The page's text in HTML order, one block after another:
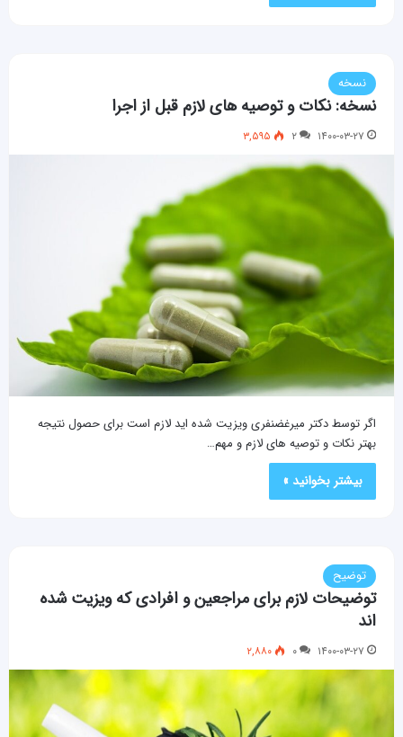
نسخه
نسخه: نکات و توصیه های لازم قبل از اجرا
۱۴۰۰-۰۳-۲۷ ۲ ۳,۵۹۵
اگر توسط دکتر میرغضنفری ویزیت شده اید لازم است برای حصول نتیجه
بهتر نکات و توصیه های لازم و مهم…
بیشتر بخوانید »
توضیح
توضیحات لازم برای مراجعین و افرادی که ویزیت شده
اند
۱۴۰۰-۰۳-۲۷ ۰ ۲,۸۸۰